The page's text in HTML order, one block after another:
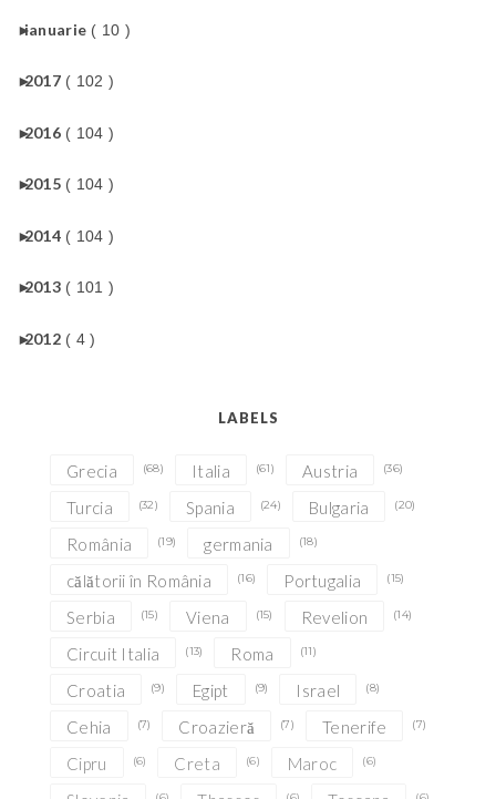
►
ianuarie ( 10 )
►
2017 ( 102 )
►
2016 ( 104 )
►
2015 ( 104 )
►
2014 ( 104 )
►
2013 ( 101 )
►
2012 ( 4 )
LABELS
Grecia (68) Italia (61) Austria (36)
Turcia (32) Spania (24) Bulgaria (20)
România (19) germania (18)
călătorii în România (16) Portugalia (15)
Serbia (15) Viena (15) Revelion (14)
Circuit Italia (13) Roma (11)
Croatia (9) Egipt (9) Israel (8)
Cehia (7) Croazieră (7) Tenerife (7)
Cipru (6) Creta (6) Maroc (6)